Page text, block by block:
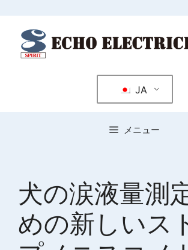
JA
メニュー
犬の涙液量測
めの新しいス